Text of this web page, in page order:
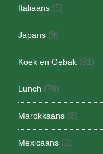
Italiaans (5)
Japans (9)
Koek en Gebak (81)
Lunch (76)
Marokkaans (6)
Mexicaans (2)